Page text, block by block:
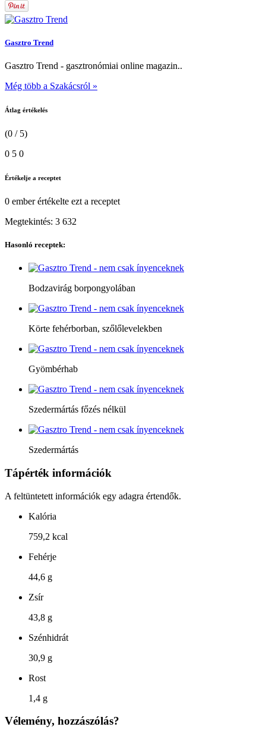
Gasztro Trend
Gasztro Trend - gasztronómiai online magazin..
Még több a Szakácsról »
Átlag értékelés
(0 / 5)
0 5 0
Értékelje a receptet
0 emberértékelte ezt a receptet
Megtekintés: 3 632
Hasonló receptek:
Bodzavirág borpongyolában
Körte fehérborban, szőlőlevelekben
Gyömbérhab
Szedermártás főzés nélkül
Szedermártás
Tápérték információk
A feltüntetett információk egy adagra értendők.
Kalória
759,2 kcal
Fehérje
44,6 g
Zsír
43,8 g
Szénhidrát
30,9 g
Rost
1,4 g
Vélemény, hozzászólás?